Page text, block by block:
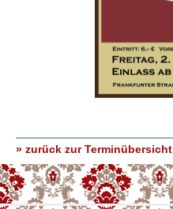
» zurück zur Terminübersicht